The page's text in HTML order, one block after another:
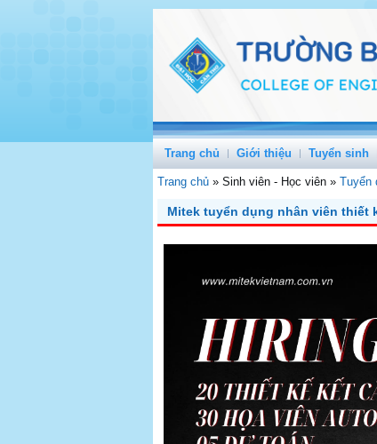
Trang chủ Giới thiệu Tuyển sinh
Trang chủ » Sinh viên - Học viên » Tuyển
Mitek tuyển dụng nhân viên thiết